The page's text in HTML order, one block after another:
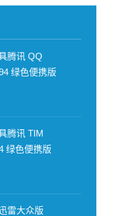
腾讯 QQ
绿色便携版
腾讯 TIM
绿色便携版
雷大众版